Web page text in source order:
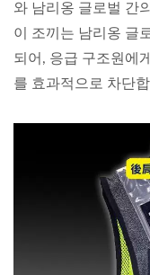
와 남리옹 글로벌 간
이 조끼는 남리옹 글
되어, 응급 구조원에
를 효과적으로 차단